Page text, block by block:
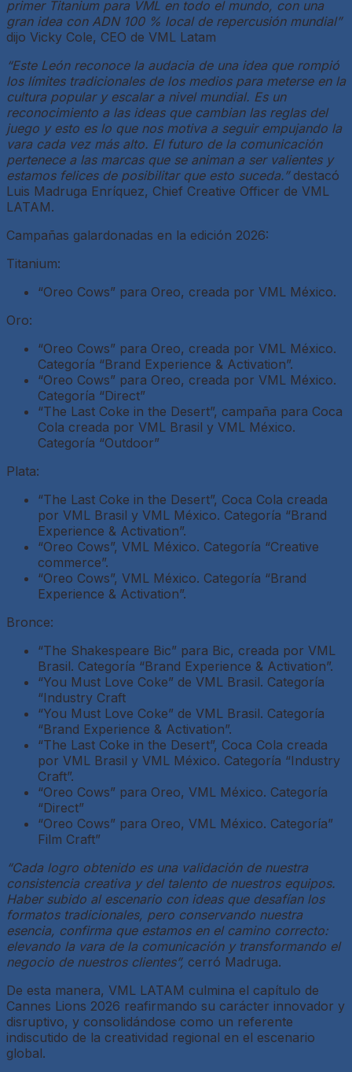
primer Titanium para VML en todo el mundo, con una
gran idea con ADN 100 % local de repercusión mundial”
dijo Vicky Cole, CEO de VML Latam
“Este León reconoce la audacia de una idea que rompió
los límites tradicionales de los medios para meterse en la
cultura popular y escalar a nivel mundial. Es un
reconocimiento a las ideas que cambian las reglas del
juego y esto es lo que nos motiva a seguir empujando la
vara cada vez más alto. El futuro de la comunicación
pertenece a las marcas que se animan a ser valientes y
estamos felices de posibilitar que esto suceda.”destacó
Luis Madruga Enríquez, Chief Creative Officer de VML
LATAM.
Campañas galardonadas en la edición 2026:
Titanium:
“Oreo Cows” para Oreo, creada por VML México.
Oro:
“Oreo Cows” para Oreo, creada por VML México.
Categoría “Brand Experience & Activation”.
“Oreo Cows” para Oreo, creada por VML México.
Categoría “Direct”
“The Last Coke in the Desert”, campaña para Coca
Cola creada por VML Brasil y VML México.
Categoría “Outdoor”
Plata:
“The Last Coke in the Desert”, Coca Cola creada
por VML Brasil y VML México. Categoría “Brand
Experience & Activation”.
“Oreo Cows”, VML México. Categoría “Creative
commerce”.
“Oreo Cows”, VML México. Categoría “Brand
Experience & Activation”.
Bronce:
“The Shakespeare Bic” para Bic, creada por VML
Brasil. Categoría “Brand Experience & Activation”.
“You Must Love Coke” de VML Brasil. Categoría
“Industry Craft
“You Must Love Coke” de VML Brasil. Categoría
“Brand Experience & Activation”.
“The Last Coke in the Desert”, Coca Cola creada
por VML Brasil y VML México. Categoría “Industry
Craft”.
“Oreo Cows” para Oreo, VML México. Categoría
“Direct”
“Oreo Cows” para Oreo, VML México. Categoría”
Film Craft”
“Cada logro obtenido es una validación de nuestra
consistencia creativa y del talento de nuestros equipos.
Haber subido al escenario con ideas que desafían los
formatos tradicionales, pero conservando nuestra
esencia, confirma que estamos en el camino correcto:
elevando la vara de la comunicación y transformando el
negocio de nuestros clientes”, cerró Madruga.
De esta manera, VML LATAM culmina el capítulo de
Cannes Lions 2026 reafirmando su carácter innovador y
disruptivo, y consolidándose como un referente
indiscutido de la creatividad regional en el escenario
global.